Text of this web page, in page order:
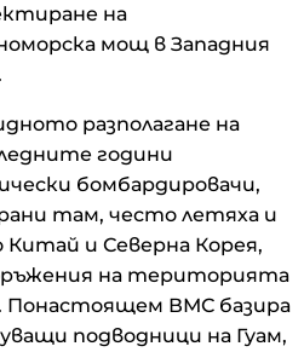
на
мощ в Западния
разполагане на
години
бомбардировачи,
там, често летяха и
Китай и Северна Корея,
на територията
Понастоящем ВМС базира
подводници на Гуам,